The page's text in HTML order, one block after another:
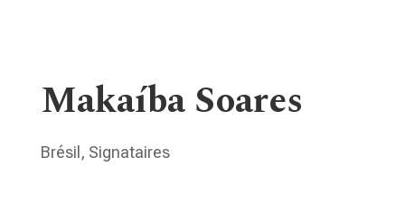
Makaíba Soares
Brésil , Signataires